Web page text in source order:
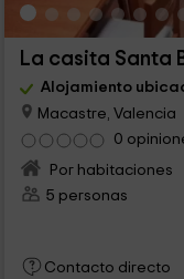
La casita Santa
Alojamiento
Macastre, Valencia
0
Por habitaciones
5 personas
Contacto directo